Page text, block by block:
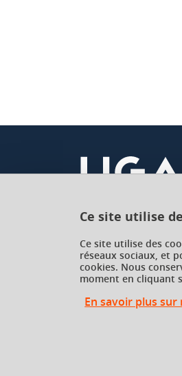
Ce site utilise
Ce site utilise des
réseaux sociaux, et
cookies. Nous
moment en cliquant
En savoir plus
Université
621 avenue
38400 Saint-
France